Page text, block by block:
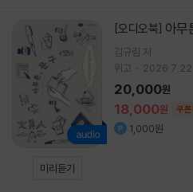
미리듣기
[오디오북] 아무
김규림 저
위고
2026.7.22.
18,000원 쿠
20,000원
1,000원